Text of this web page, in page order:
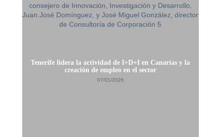
Tenerife lidera la actividad de I+D+I en Canarias y la
creación de empleo en el sector
07/01/2026